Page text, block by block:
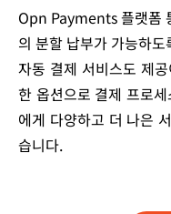
Opn Payments 플랫폼
의 분할 납부가 가능하
자동 결제 서비스도 제
한 옵션으로 결제 프로
에게 다양하고 더 나은
습니다.